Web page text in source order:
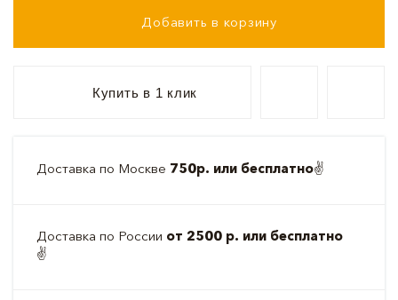
Добавить в корзину
Купить в 1 клик
Доставка по Москве 750р. или бесплатно✌️
Доставка по России от 2500 р. или бесплатно
✌️